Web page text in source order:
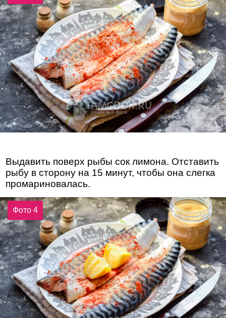
Выдавить поверх рыбы сок лимона. Отставить
рыбу в сторону на 15 минут, чтобы она слегка
промариновалась.
Фото 4